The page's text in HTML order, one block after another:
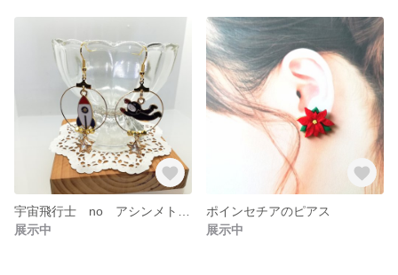
展示中
ポインセチアのピアス
展示中